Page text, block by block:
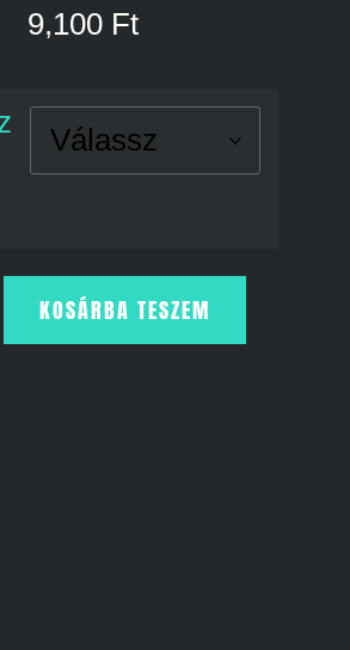
9,100 Ft
KOSÁRBA TESZEM